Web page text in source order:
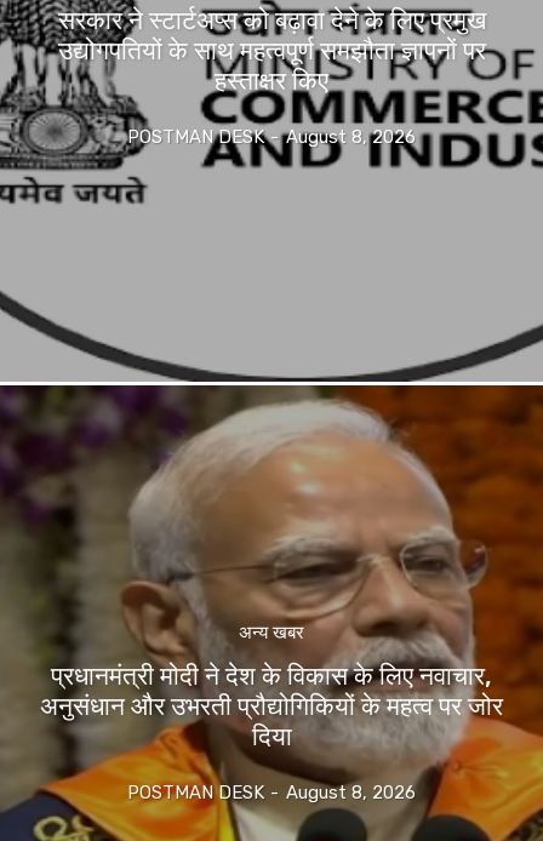
सरकार ने स्टार्टअप्‍स को बढ़ावा देने के लिए प्रमुख
उद्योगपतियों के साथ महत्‍वपूर्ण समझौता ज्ञापनों पर
हस्‍ताक्षर किए
POSTMAN DESK - August 8, 2026
अन्य खबर
प्रधानमंत्री मोदी ने देश के विकास के लिए नवाचार,
अनुसंधान और उभरती प्रौद्योगिकियों के महत्व पर जोर
दिया
POSTMAN DESK - August 8, 2026